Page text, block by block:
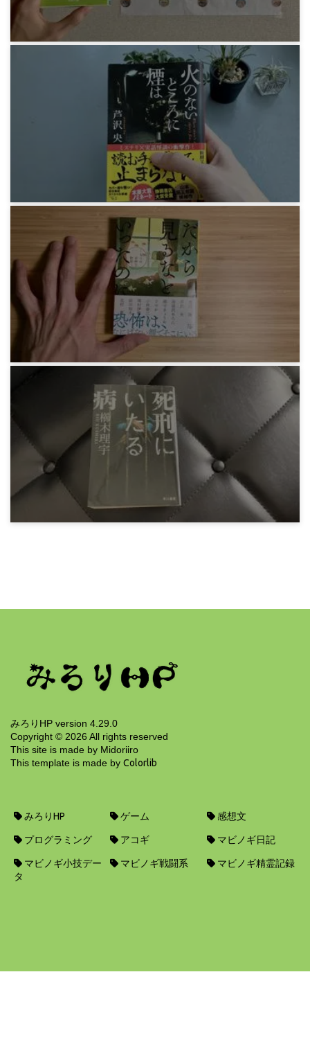
感想文
松崎五三男『2週間で目が驚くほど良くなる本』
3年前
感想文
芦沢央『火のないところに煙は』
3年前
感想文
短編集『だから見るなといったのに』
3年前
みろりHP version 4.29.0
Copyright © 2026 All rights reserved
This site is made by Midoriiro
This template is made by Colorlib
みろりHP ゲーム 感想文
プログラミング アコギ マビノギ日記
マビノギ小技デー
タ
マビノギ戦闘系 マビノギ精霊記録